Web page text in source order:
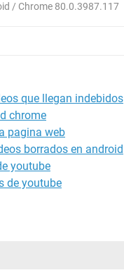
/ Chrome 80.0.3987.117
que llegan indebidos
chrome
pagina web
borrados en android
youtube
de youtube